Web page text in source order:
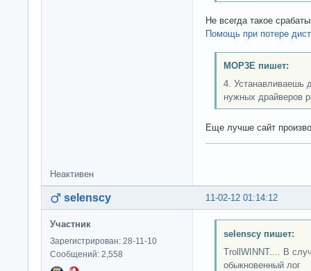
Не всегда такое
Помощь при потере
MOP3E пишет:
4. Устанавливаешь
нужных драйверов
Еще лучше сайт
Неактивен
11-02-12 01:14:12
selenscy
Участник
Зарегистрирован: 28-11-10
Сообщений: 2,558
selenscy пишет:
TrollWINNT.... В
обыкновенный лог